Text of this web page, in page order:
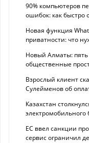
90% компьютеров
ошибок: как
Новая функция
приватности: что
Новый Алматы: пять
общественные
Взрослый клиент
Сулейменов об
Казахстан
электромобильного
ЕС ввел санкции
сервис ограничил